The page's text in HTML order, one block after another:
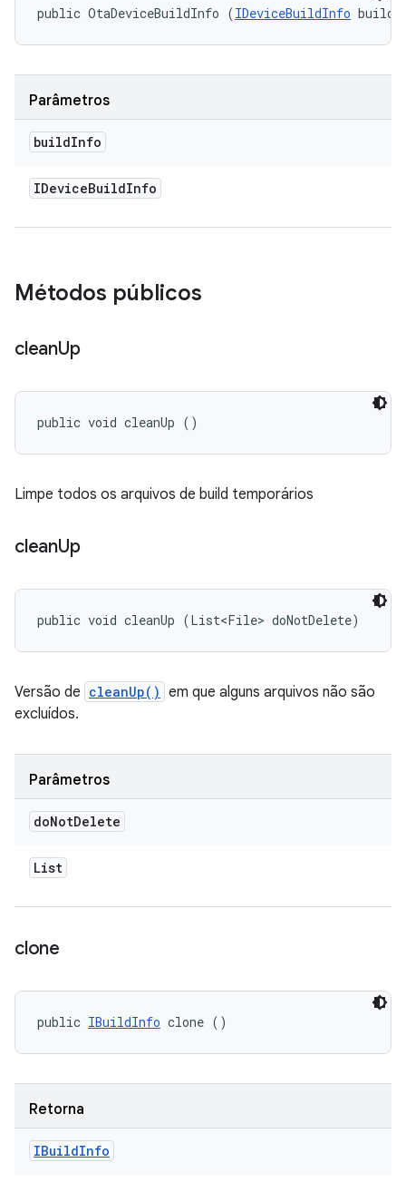
public OtaDeviceBuildInfo (IDeviceBuildInfo
Parâmetros
buildInfo
IDeviceBuildInfo
Métodos públicos
cleanUp
public void cleanUp ()
Limpe todos os arquivos de build temporários
cleanUp
public void cleanUp (List<File> doNotDelete)
Versão de cleanUp() em que alguns arquivos não são
excluídos.
Parâmetros
doNotDelete
List
clone
public IBuildInfo clone ()
Retorna
IBuildInfo